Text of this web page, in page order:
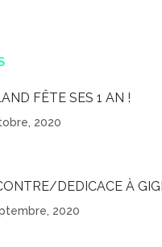
FÊTE SES 1 AN !
2020
DEDICACE À
2020